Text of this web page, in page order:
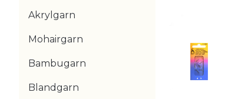
Akrylgarn
Mohairgarn
Bambugarn
Blandgarn